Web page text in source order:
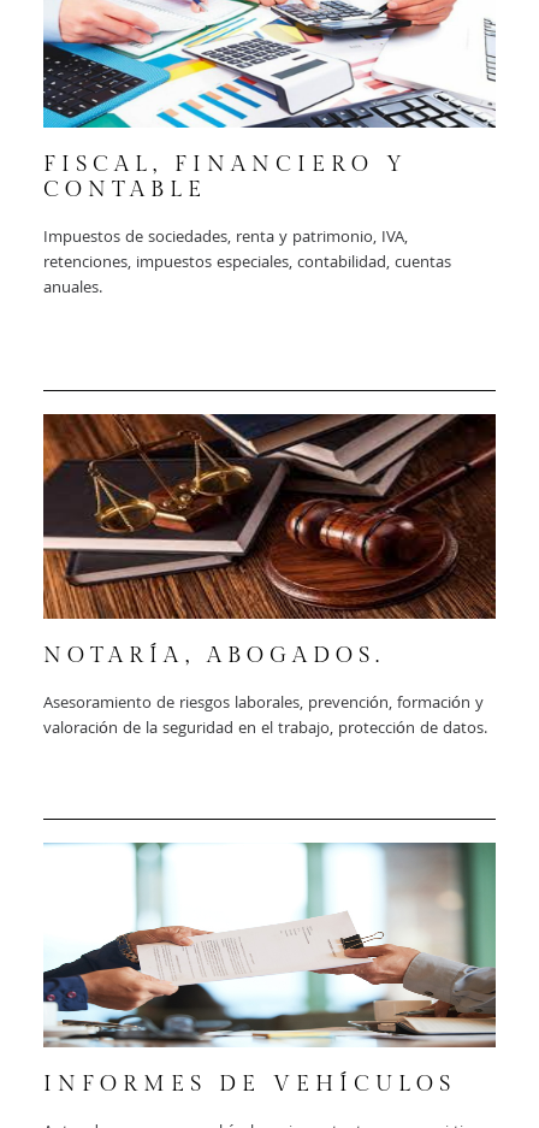
FISCAL, FINANCIERO Y
CONTABLE
Impuestos de sociedades, renta y patrimonio, IVA,
retenciones, impuestos especiales, contabilidad, cuentas
anuales.
NOTARÍA, ABOGADOS.
Asesoramiento de riesgos laborales, prevención, formación y
valoración de la seguridad en el trabajo, protección de datos.
INFORMES DE VEHÍCULOS